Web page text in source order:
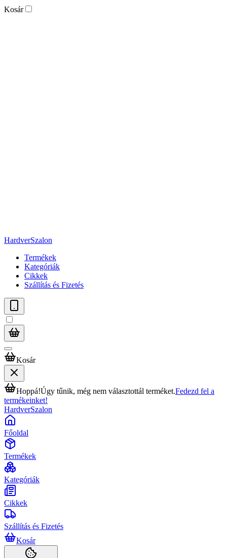
Kosár
HardverSzalon
Termékek
Kategóriák
Cikkek
Szállítás és Fizetés
Kosár
Hoppá!Úgy tűnik, még nem választottál terméket.Fedezd fel a
termékeinket!
HardverSzalon
Főoldal
Termékek
Kategóriák
Cikkek
Szállítás és Fizetés
Kosár